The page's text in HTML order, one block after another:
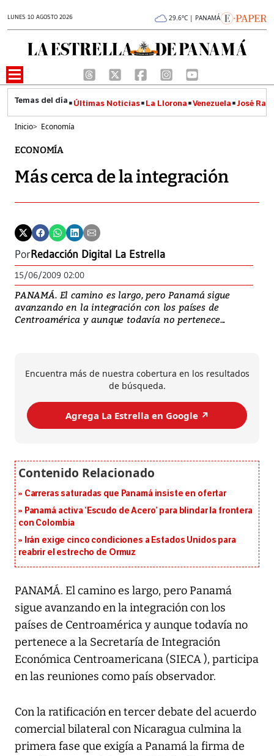
LUNES 10 AGOSTO 2026 29.6°C | PANAMÁ
Últimas Noticias La Llorona Venezuela José
Inicio> Economía
ECONOMÍA
Más cerca de la integración
PorRedacción Digital La Estrella
15/06/2009 02:00
PANAMÁ. El camino es largo, pero Panamá sigue
avanzando en la integración con los países de
Centroamérica y aunque todavía no pertenece...
Encuentra más de nuestra cobertura en los resultados
de búsqueda.
Agrega La Estrella en Google ↗️
Carreras saturadas que Panamá insiste en ofertar
Panamá activa ‘Escudo de Acero’ para blindar la frontera
con Colombia
Irán exige cinco condiciones a Estados Unidos para
reabrir el estrecho de Ormuz
PANAMÁ. El camino es largo, pero Panamá
sigue avanzando en la integración con los
países de Centroamérica y aunque todavía no
pertenece a la Secretaría de Integración
Económica Centroamericana (SIECA ), participa
en las reuniones como país observador.
Con la ratificación en tercer debate del acuerdo
comercial bilateral con Nicaragua culmina la
primera fase que exigía a Panamá la firma de